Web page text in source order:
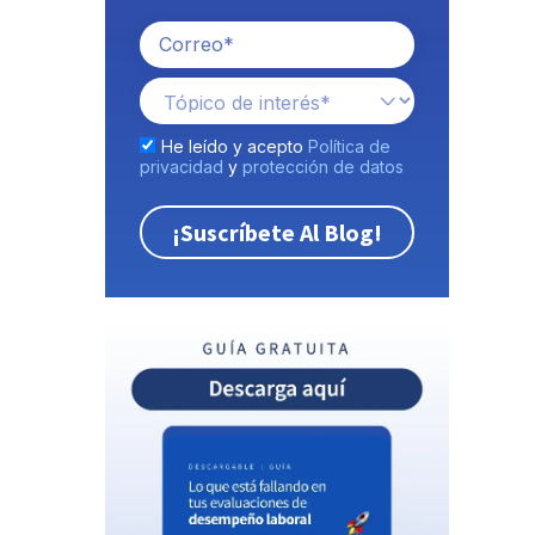
He leído y acepto Política de
privacidad y protección de datos